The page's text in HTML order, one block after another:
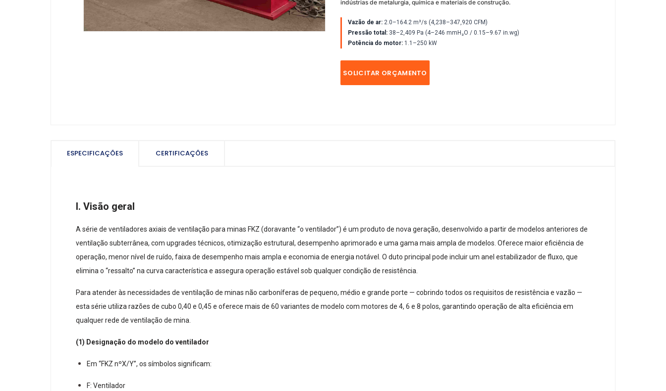
indústrias de metalurgia, química e materiais de construção.
Vazão de ar: 2.0–164.2 m³/s (4,238–347,920 CFM)
Pressão total: 38–2,409 Pa (4–246 mmH₂O / 0.15–9.67 in.wg)
Potência do motor: 1.1–250 kW
SOLICITAR ORÇAMENTO
ESPECIFICAÇÕES CERTIFICAÇÕES
I. Visão geral
A série de ventiladores axiais de ventilação para minas FKZ (doravante “o ventilador”) é um produto de nova geração, desenvolvido a partir de modelos anteriores de
ventilação subterrânea, com upgrades técnicos, otimização estrutural, desempenho aprimorado e uma gama mais ampla de modelos. Oferece maior eficiência de
operação, menor nível de ruído, faixa de desempenho mais ampla e economia de energia notável. O duto principal pode incluir um anel estabilizador de fluxo, que
elimina o “ressalto” na curva característica e assegura operação estável sob qualquer condição de resistência.
Para atender às necessidades de ventilação de minas não carboníferas de pequeno, médio e grande porte — cobrindo todos os requisitos de resistência e vazão —
esta série utiliza razões de cubo 0,40 e 0,45 e oferece mais de 60 variantes de modelo com motores de 4, 6 e 8 polos, garantindo operação de alta eficiência em
qualquer rede de ventilação de mina.
(1) Designação do modelo do ventilador
Em “FKZ nºX/Y”, os símbolos significam:
F: Ventilador